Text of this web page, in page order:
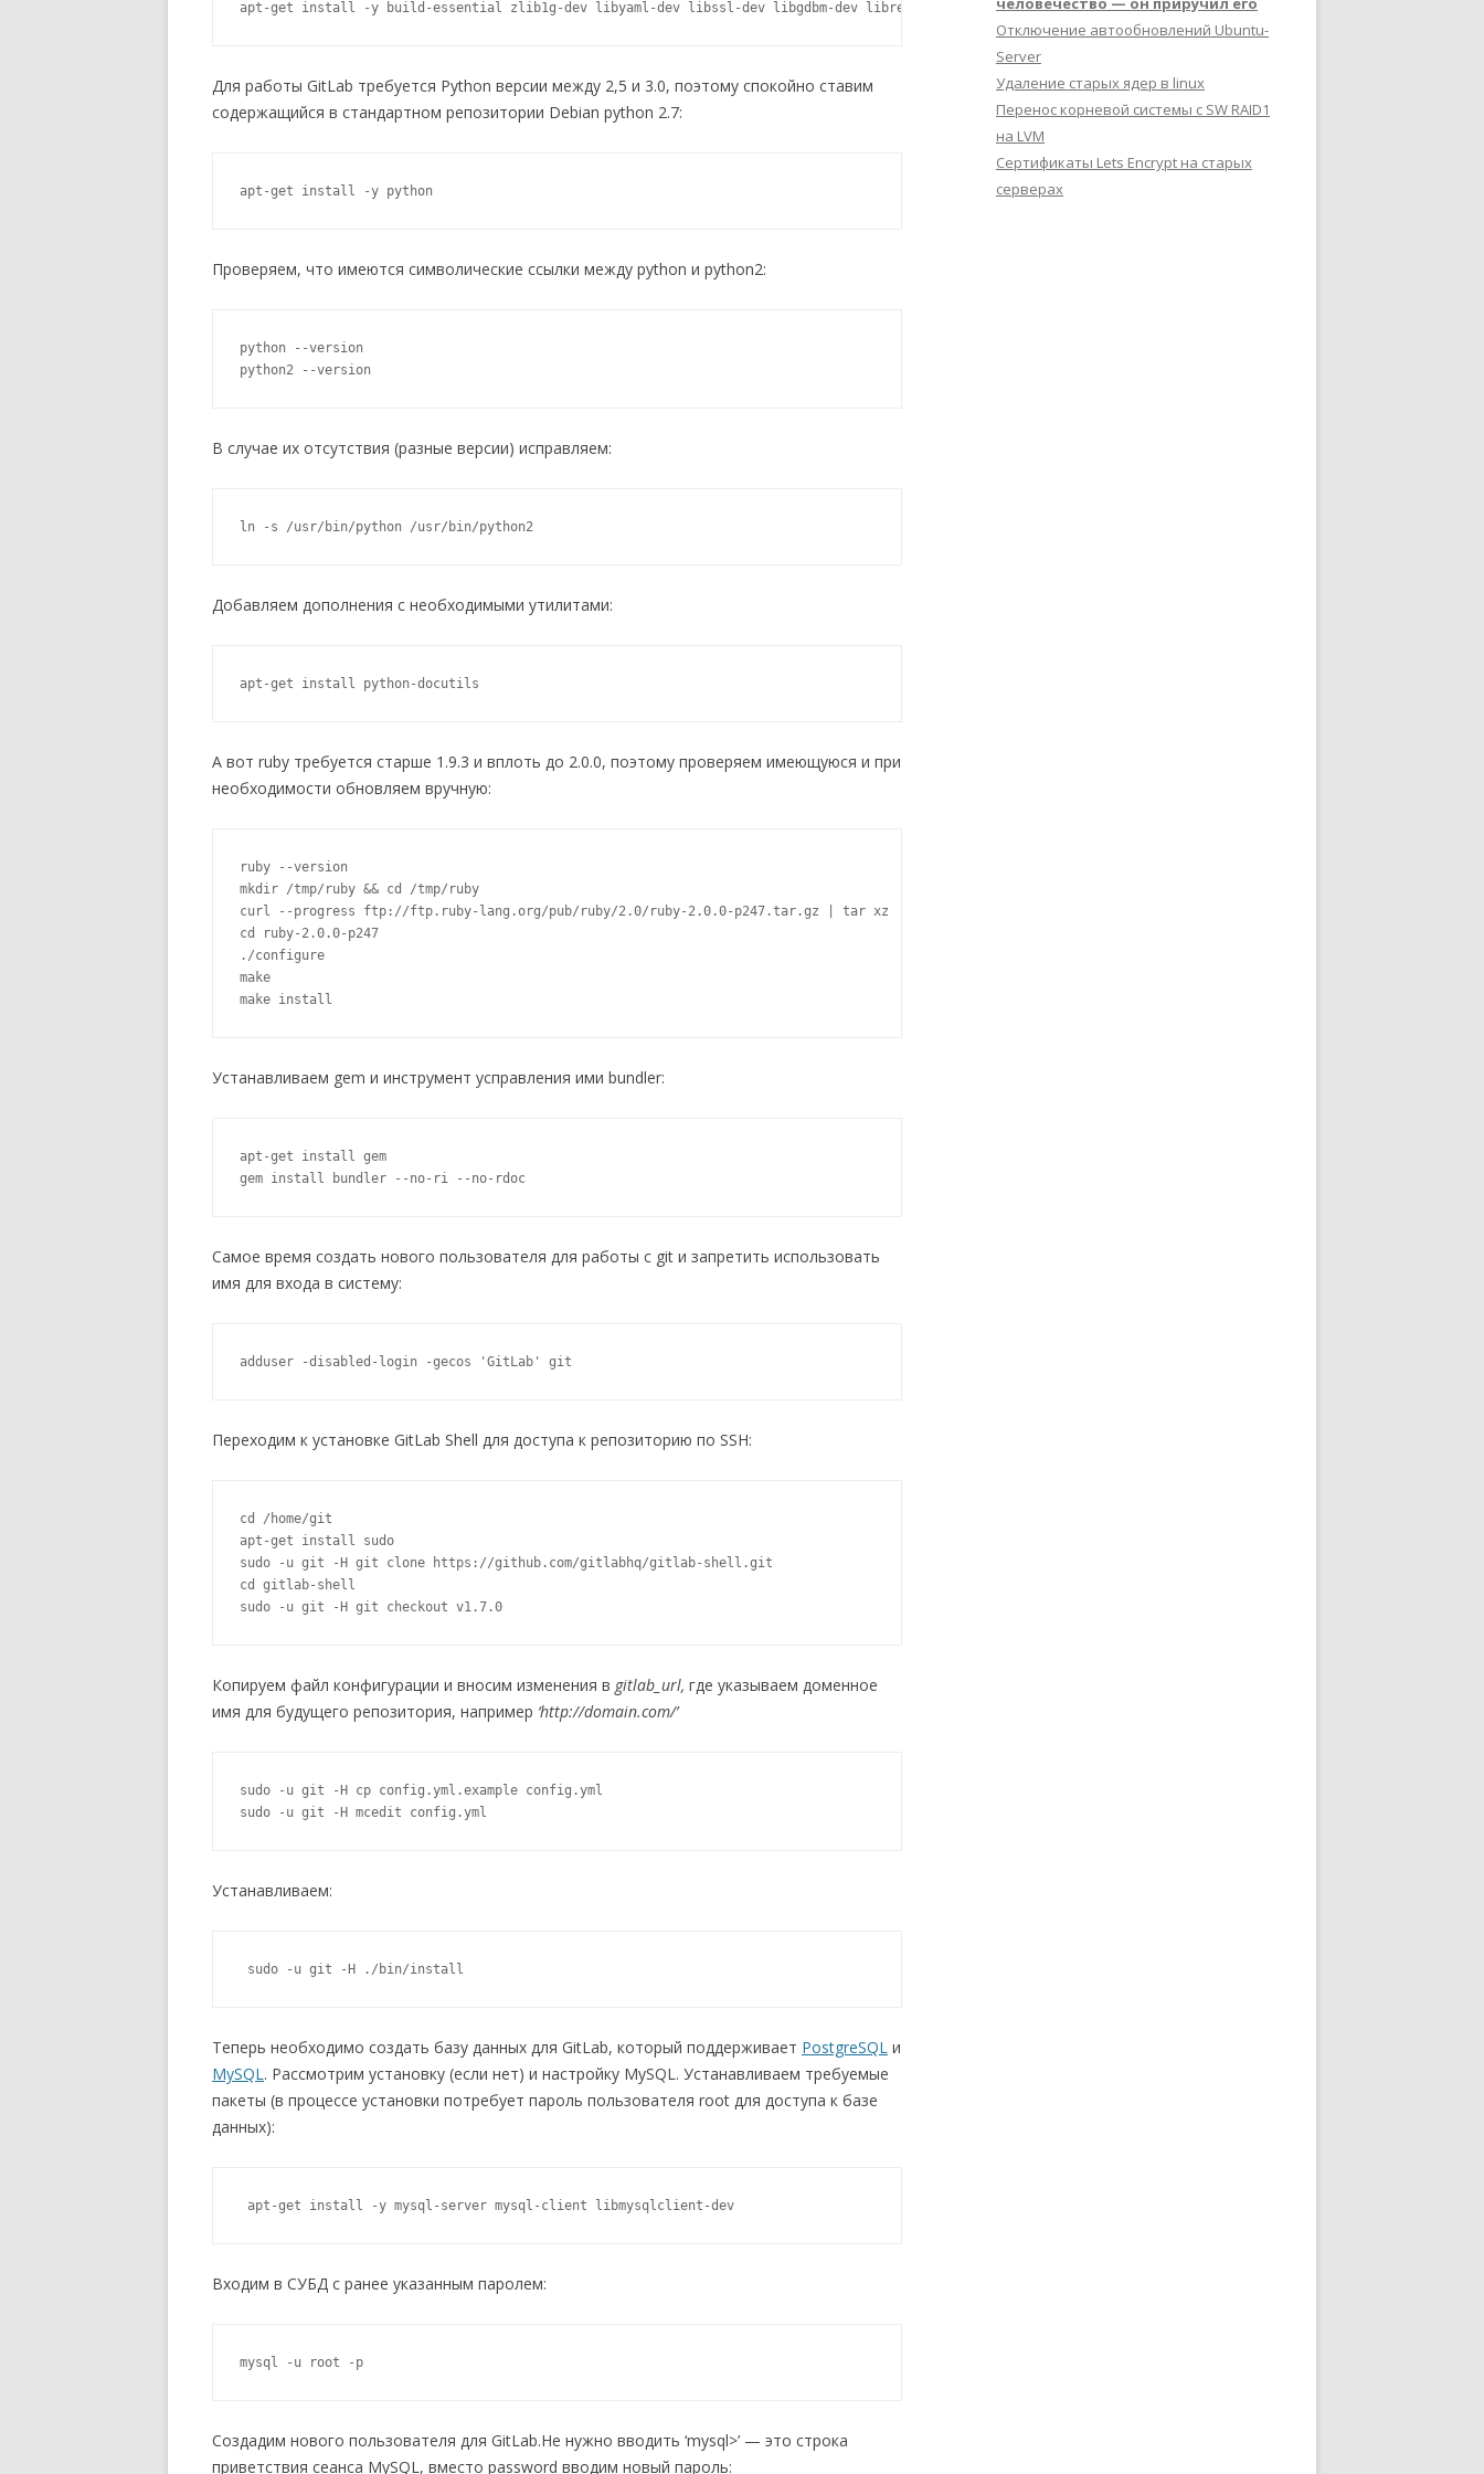
apt-get install -y build-essential zlib1g-dev libyaml-dev libssl-dev libgdbm-dev libreadline-dev libncurses5-dev libffi-dev curl git-core redis-server
Для работы GitLab требуется Python версии между 2,5 и 3.0, поэтому спокойно ставим
содержащийся в стандартном репозитории Debian python 2.7:
apt-get install -y python
Проверяем, что имеются символические ссылки между python и python2:
python --version
python2 --version
В случае их отсутствия (разные версии) исправляем:
ln -s /usr/bin/python /usr/bin/python2
Добавляем дополнения с необходимыми утилитами:
apt-get install python-docutils
А вот ruby требуется старше 1.9.3 и вплоть до 2.0.0, поэтому проверяем имеющуюся и при
необходимости обновляем вручную:
ruby --version
mkdir /tmp/ruby && cd /tmp/ruby
curl --progress ftp://ftp.ruby-lang.org/pub/ruby/2.0/ruby-2.0.0-p247.tar.gz | tar xz
cd ruby-2.0.0-p247
./configure
make
make install
Устанавливаем gem и инструмент усправления ими bundler:
apt-get install gem
gem install bundler --no-ri --no-rdoc
Самое время создать нового пользователя для работы с git и запретить использовать
имя для входа в систему:
adduser -disabled-login -gecos 'GitLab' git
Переходим к установке GitLab Shell для доступа к репозиторию по SSH:
cd /home/git
apt-get install sudo
sudo -u git -H git clone https://github.com/gitlabhq/gitlab-shell.git
cd gitlab-shell
sudo -u git -H git checkout v1.7.0
Копируем файл конфигурации и вносим изменения в gitlab_url, где указываем доменное
имя для будущего репозитория, например ‘http://domain.com/’
sudo -u git -H cp config.yml.example config.yml
sudo -u git -H mcedit config.yml
Устанавливаем:
sudo -u git -H ./bin/install
Теперь необходимо создать базу данных для GitLab, который поддерживает PostgreSQL и
MySQL. Рассмотрим установку (если нет) и настройку MySQL. Устанавливаем требуемые
пакеты (в процессе установки потребует пароль пользователя root для доступа к базе
данных):
apt-get install -y mysql-server mysql-client libmysqlclient-dev
Входим в СУБД с ранее указанным паролем:
mysql -u root -p
Создадим нового пользователя для GitLab.Не нужно вводить ‘mysql>’ — это строка
приветствия сеанса MySQL, вместо password вводим новый пароль:
Отключение автообновлений Ubuntu-
Server
Удаление старых ядер в linux
Перенос корневой системы с SW RAID1
на LVM
Сертификаты Lets Encrypt на старых
серверах